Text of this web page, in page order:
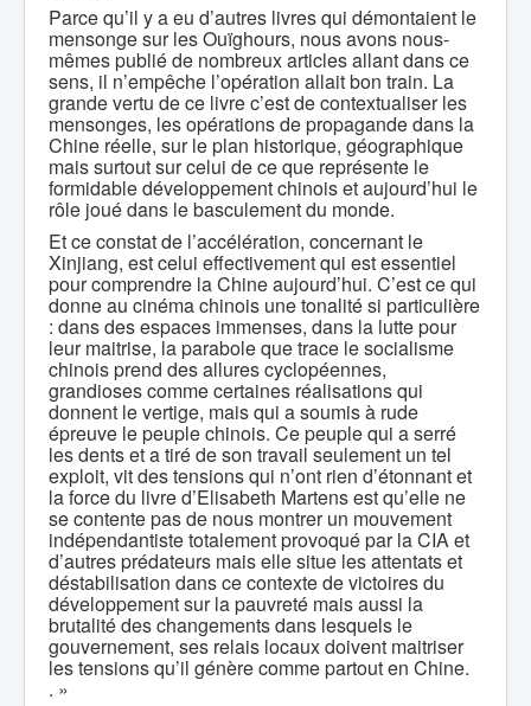
Parce qu’il y a eu d’autres livres qui démontaient le
mensonge sur les Ouïghours, nous avons nous-
mêmes publié de nombreux articles allant dans ce
sens, il n’empêche l’opération allait bon train. La
grande vertu de ce livre c’est de contextualiser les
mensonges, les opérations de propagande dans la
Chine réelle, sur le plan historique, géographique
mais surtout sur celui de ce que représente le
formidable développement chinois et aujourd’hui le
rôle joué dans le basculement du monde.
Et ce constat de l’accélération, concernant le
Xinjiang, est celui effectivement qui est essentiel
pour comprendre la Chine aujourd’hui. C’est ce qui
donne au cinéma chinois une tonalité si particulière
: dans des espaces immenses, dans la lutte pour
leur maitrise, la parabole que trace le socialisme
chinois prend des allures cyclopéennes,
grandioses comme certaines réalisations qui
donnent le vertige, mais qui a soumis à rude
épreuve le peuple chinois. Ce peuple qui a serré
les dents et a tiré de son travail seulement un tel
exploit, vit des tensions qui n’ont rien d’étonnant et
la force du livre d’Elisabeth Martens est qu’elle ne
se contente pas de nous montrer un mouvement
indépendantiste totalement provoqué par la CIA et
d’autres prédateurs mais elle situe les attentats et
déstabilisation dans ce contexte de victoires du
développement sur la pauvreté mais aussi la
brutalité des changements dans lesquels le
gouvernement, ses relais locaux doivent maitriser
les tensions qu’il génère comme partout en Chine.
. »